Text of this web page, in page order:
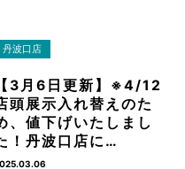
丹波口店
【3月6日更新】※4/12
頭展示入れ替えのた
、値下げいたしまし
！丹波口店に…